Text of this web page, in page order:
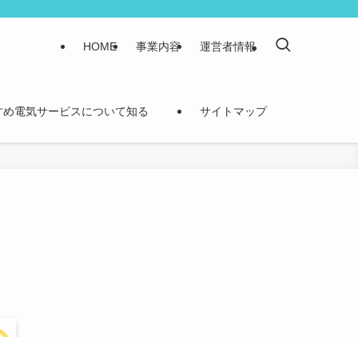
HOME 事業内容 運営者情報
電気サービスについて知る サイトマップ